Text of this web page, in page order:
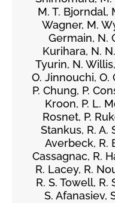
M. T. Bjorndal,
Wagner, M.
Germain, N.
Kurihara, N.
Tyurin, N.
O. Jinnouchi, O.
P. Chung, P.
Kroon, P. L.
Rosnet, P.
Stankus, R. A.
Averbeck, R.
Cassagnac, R.
R. Lacey, R.
R. S. Towell, R.
S. Afanasiev,